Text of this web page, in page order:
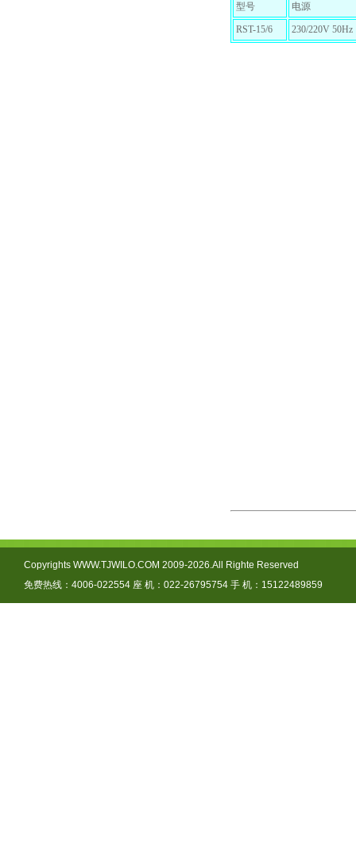
型号 电源
RST-15/6 230/220V 50Hz
Copyrights WWW.TJWILO.COM 2009-2026.All Righte Reserved
免费热线：4006-022554 座 机：022-26795754 手 机：15122489859